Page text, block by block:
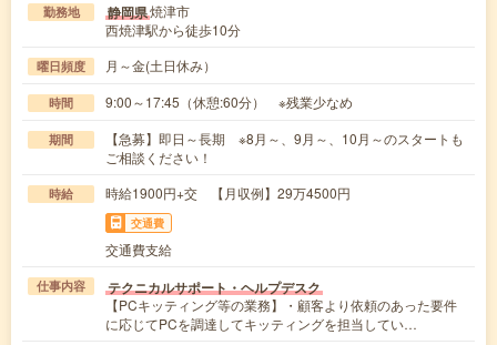
勤務地 静岡県焼津市
西焼津駅から徒歩10分
曜日頻度 月～金(土日休み）
時間 9:00～17:45（休憩:60分） ※残業少なめ
期間
【急募】即日～長期 ※8月～、9月～、10月～のスタートも
ご相談ください！
時給 時給1900円+交 【月収例】29万4500円
交通費
交通費支給
仕事内容 テクニカルサポート・ヘルプデスク
【PCキッティング等の業務】・顧客より依頼のあった要件
に応じてPCを調達してキッティングを担当してい…